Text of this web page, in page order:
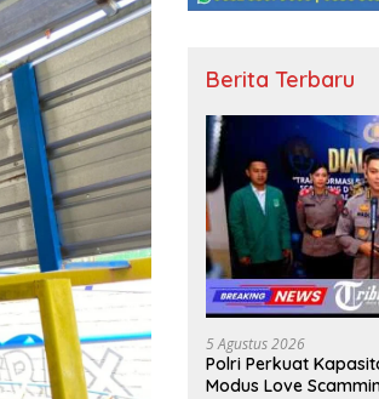
Berita Terbaru
5 Agustus 2026
Polri Perkuat
Modus Love